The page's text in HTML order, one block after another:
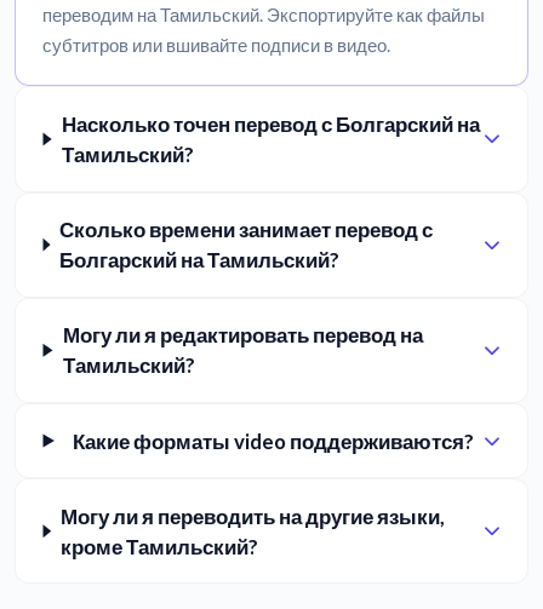
переводим на Тамильский. Экспортируйте как файлы
субтитров или вшивайте подписи в видео.
Насколько точен перевод с Болгарский на
Тамильский?
Сколько времени занимает перевод с
Болгарский на Тамильский?
Могу ли я редактировать перевод на
Тамильский?
Какие форматы video поддерживаются?
Могу ли я переводить на другие языки,
кроме Тамильский?